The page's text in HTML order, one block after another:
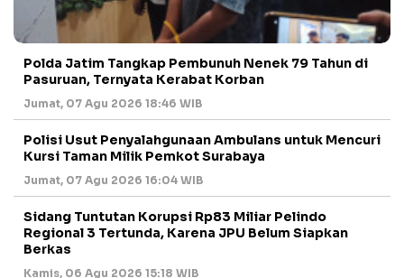
Polda Jatim Tangkap Pembunuh Nenek 79 Tahun di
Pasuruan, Ternyata Kerabat Korban
Jumat, 07 Agu 2026 18:46 WIB
Polisi Usut Penyalahgunaan Ambulans untuk Mencuri
Kursi Taman Milik Pemkot Surabaya
Jumat, 07 Agu 2026 16:04 WIB
Sidang Tuntutan Korupsi Rp83 Miliar Pelindo
Regional 3 Tertunda, Karena JPU Belum Siapkan
Berkas
Kamis, 06 Agu 2026 15:18 WIB